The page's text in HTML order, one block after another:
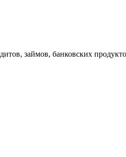
займов, банковских